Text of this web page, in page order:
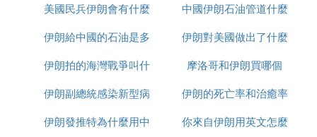
朗在地區沖突中積累了一定的實戰經驗，這也有助於
提升其整體軍事實力。
朝鮮的軍事實力也不容小覷，尤其是其導彈和核武器
的發展，使得朝鮮在地區安全格局中佔有重要位置。
朗相比略遜一籌。
古巴、巴基斯坦和敘利亞的軍事實力則各有千秋。古
美國民兵伊朗會有什麼
反應
中國伊朗石油管道什麼
時候建完
伊朗給中國的石油是多
少一桶
伊朗對美國做出了什麼
反應
伊朗拍的海灣戰爭叫什
麼名字
摩洛哥和伊朗買哪個
伊朗副總統感染新型病
毒有多少
伊朗的死亡率和治癒率
為什麼都高
伊朗發推特為什麼用中
你來自伊朗用英文怎麼